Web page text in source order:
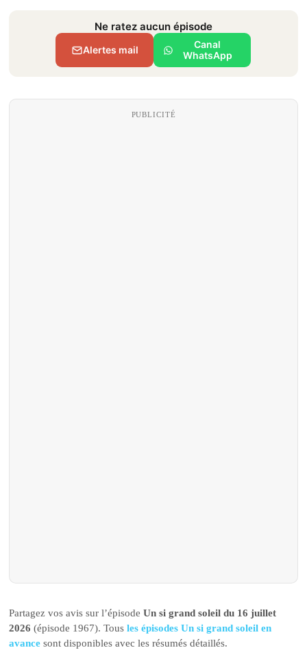
Ne ratez aucun épisode
Alertes mail
Canal
WhatsApp
PUBLICITÉ
Partagez vos avis sur l’épisodeUn si grand soleil du 16 juillet
2026(épisode 1967). Tousles épisodes Un si grand soleil en
avance sont disponibles avec les résumés détaillés.